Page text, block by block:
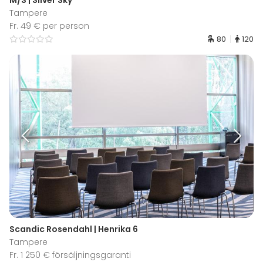
Tampere
Fr. 49 € per person
80 120
Scandic Rosendahl | Henrika 6
Tampere
Fr. 1 250 € försäljningsgaranti